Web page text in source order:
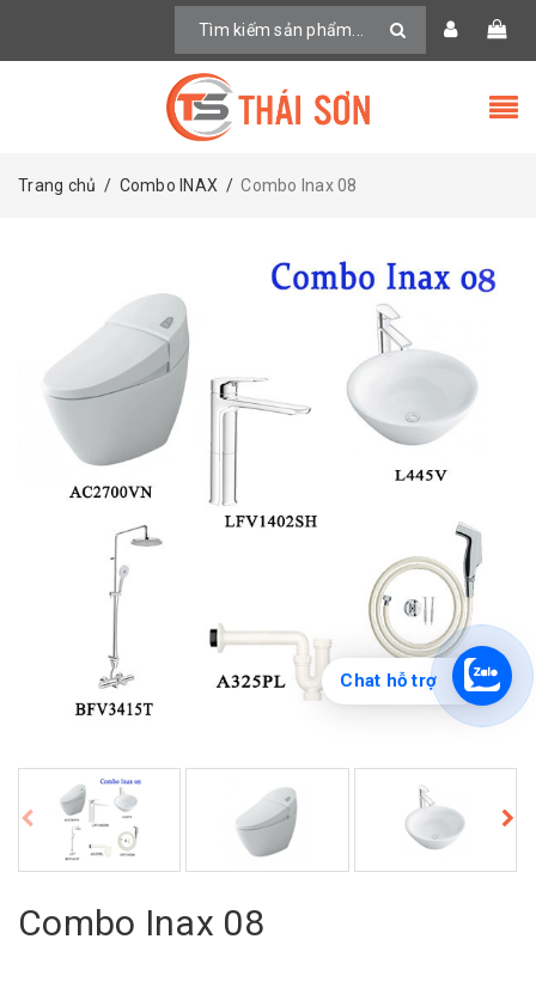
Trang chủ / Combo INAX / Combo Inax 08
Combo Inax 08
Chat hỗ trợ